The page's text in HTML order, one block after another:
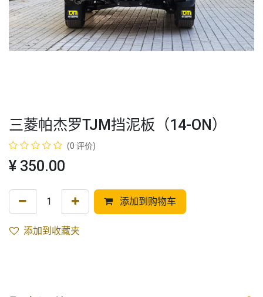
三菱帕杰罗TJM挡泥板（14-ON）
(0 评价)
¥ 350.00
添加到购物车
添加到收藏夹